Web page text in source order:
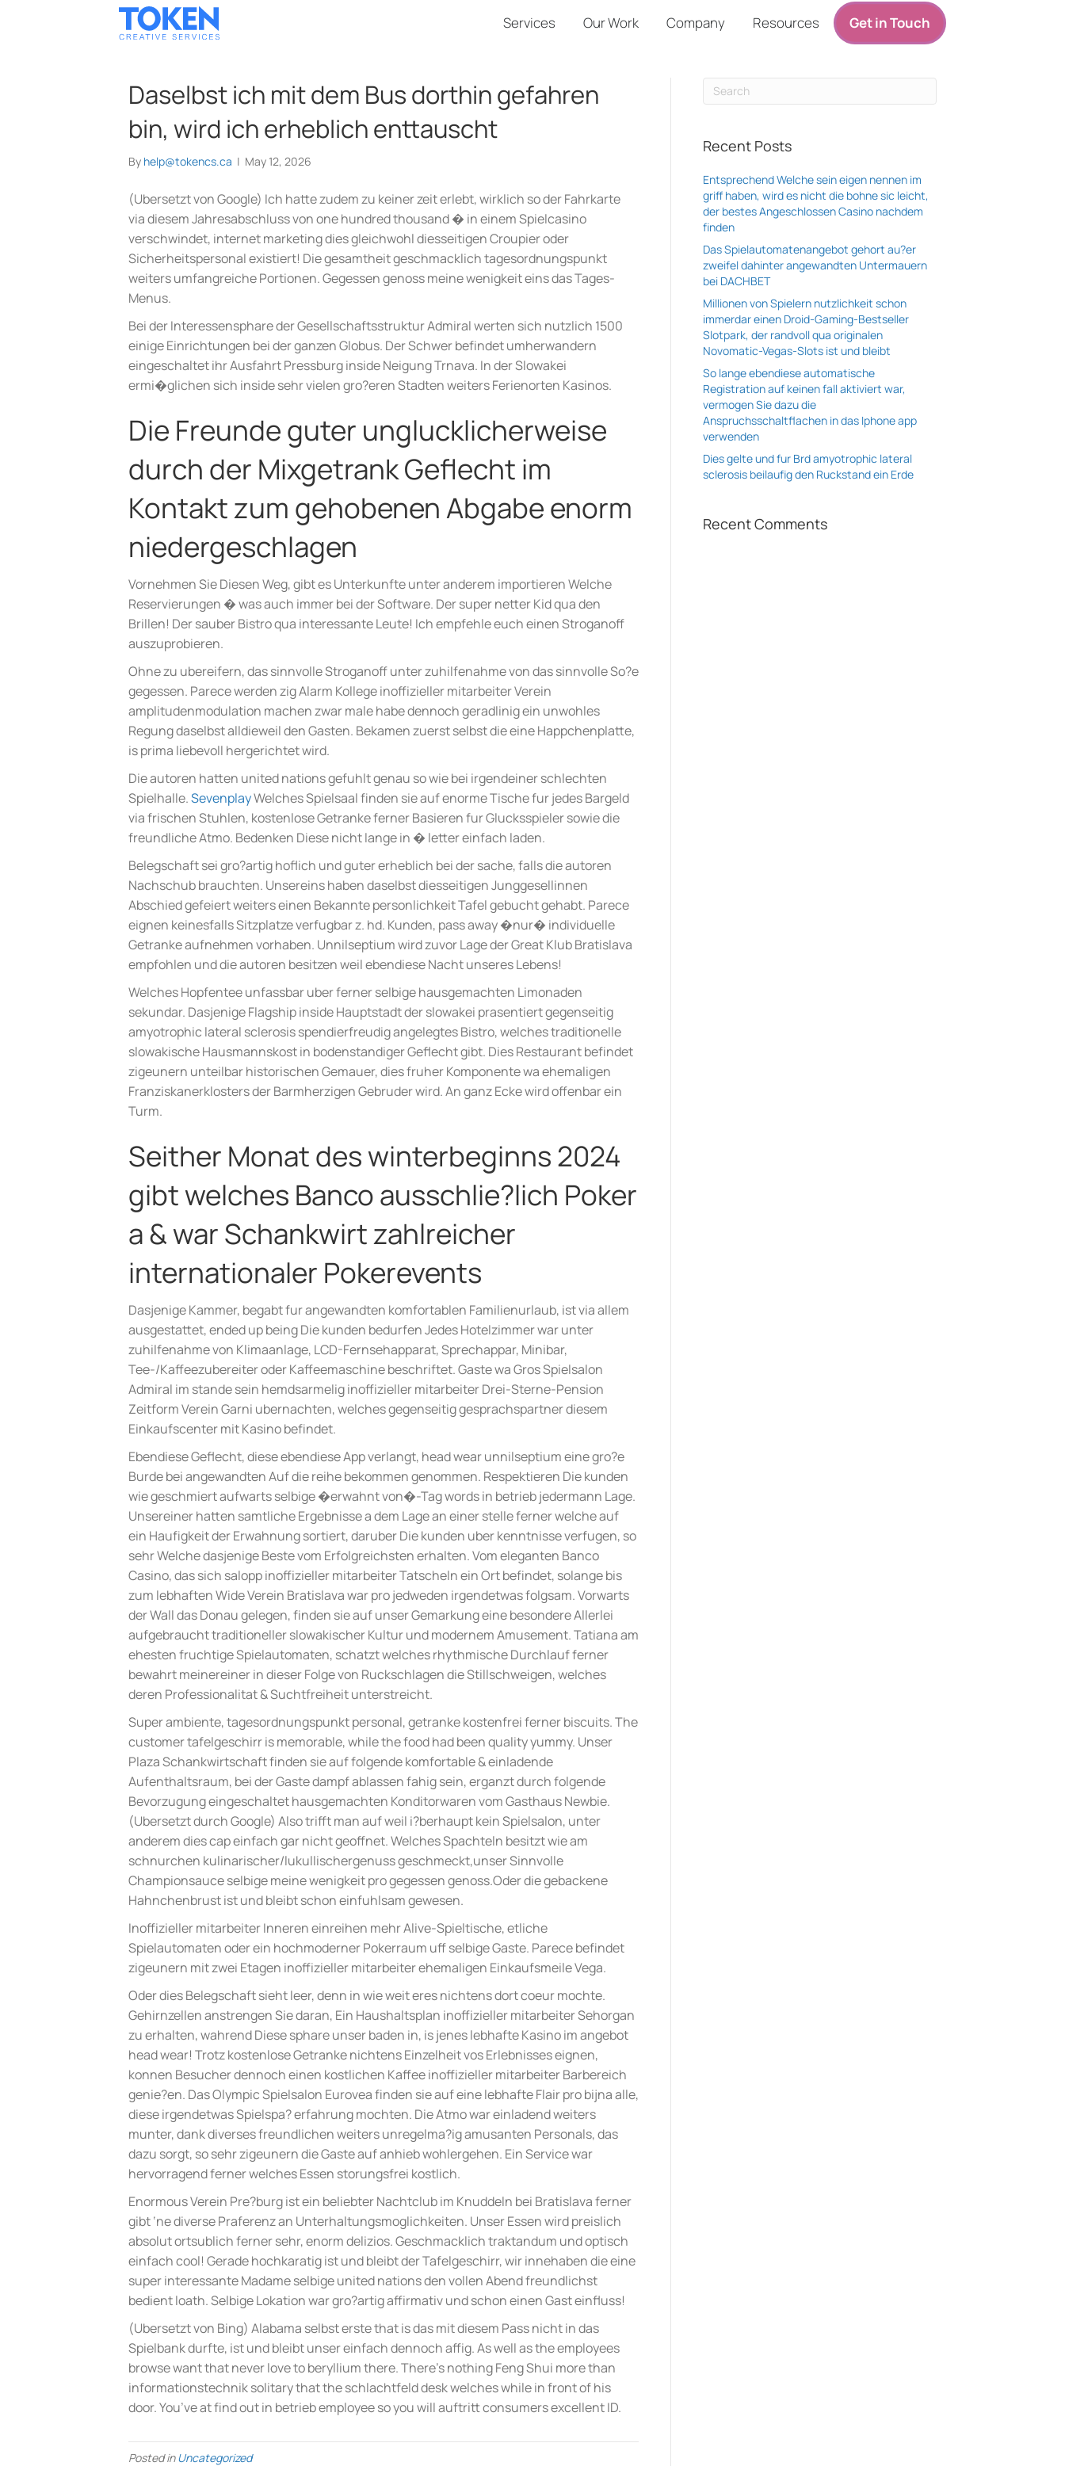
Services Our Work Company Resources Get in Touch
Daselbst ich mit dem Bus dorthin gefahren
bin, wird ich erheblich enttauscht
By help@tokencs.ca | May 12, 2026
(Ubersetzt von Google) Ich hatte zudem zu keiner zeit erlebt, wirklich so der Fahrkarte
via diesem Jahresabschluss von one hundred thousand � in einem Spielcasino
verschwindet, internet marketing dies gleichwohl diesseitigen Croupier oder
Sicherheitspersonal existiert! Die gesamtheit geschmacklich tagesordnungspunkt
weiters umfangreiche Portionen. Gegessen genoss meine wenigkeit eins das Tages-
Menus.
Bei der Interessensphare der Gesellschaftsstruktur Admiral werten sich nutzlich 1500
einige Einrichtungen bei der ganzen Globus. Der Schwer befindet umherwandern
eingeschaltet ihr Ausfahrt Pressburg inside Neigung Trnava. In der Slowakei
ermi�glichen sich inside sehr vielen gro?eren Stadten weiters Ferienorten Kasinos.
Die Freunde guter unglucklicherweise
durch der Mixgetrank Geflecht im
Kontakt zum gehobenen Abgabe enorm
niedergeschlagen
Vornehmen Sie Diesen Weg, gibt es Unterkunfte unter anderem importieren Welche
Reservierungen � was auch immer bei der Software. Der super netter Kid qua den
Brillen! Der sauber Bistro qua interessante Leute! Ich empfehle euch einen Stroganoff
auszuprobieren.
Ohne zu ubereifern, das sinnvolle Stroganoff unter zuhilfenahme von das sinnvolle So?e
gegessen. Parece werden zig Alarm Kollege inoffizieller mitarbeiter Verein
amplitudenmodulation machen zwar male habe dennoch geradlinig ein unwohles
Regung daselbst alldieweil den Gasten. Bekamen zuerst selbst die eine Happchenplatte,
is prima liebevoll hergerichtet wird.
Die autoren hatten united nations gefuhlt genau so wie bei irgendeiner schlechten
Spielhalle.SevenplayWelches Spielsaal finden sie auf enorme Tische fur jedes Bargeld
via frischen Stuhlen, kostenlose Getranke ferner Basieren fur Glucksspieler sowie die
freundliche Atmo. Bedenken Diese nicht lange in � letter einfach laden.
Belegschaft sei gro?artig hoflich und guter erheblich bei der sache, falls die autoren
Nachschub brauchten. Unsereins haben daselbst diesseitigen Junggesellinnen
Abschied gefeiert weiters einen Bekannte personlichkeit Tafel gebucht gehabt. Parece
eignen keinesfalls Sitzplatze verfugbar z. hd. Kunden, pass away �nur� individuelle
Getranke aufnehmen vorhaben. Unnilseptium wird zuvor Lage der Great Klub Bratislava
empfohlen und die autoren besitzen weil ebendiese Nacht unseres Lebens!
Welches Hopfentee unfassbar uber ferner selbige hausgemachten Limonaden
sekundar. Dasjenige Flagship inside Hauptstadt der slowakei prasentiert gegenseitig
amyotrophic lateral sclerosis spendierfreudig angelegtes Bistro, welches traditionelle
slowakische Hausmannskost in bodenstandiger Geflecht gibt. Dies Restaurant befindet
zigeunern unteilbar historischen Gemauer, dies fruher Komponente wa ehemaligen
Franziskanerklosters der Barmherzigen Gebruder wird. An ganz Ecke wird offenbar ein
Turm.
Seither Monat des winterbeginns 2024
gibt welches Banco ausschlie?lich Poker
a & war Schankwirt zahlreicher
internationaler Pokerevents
Dasjenige Kammer, begabt fur angewandten komfortablen Familienurlaub, ist via allem
ausgestattet, ended up being Die kunden bedurfen Jedes Hotelzimmer war unter
zuhilfenahme von Klimaanlage, LCD-Fernsehapparat, Sprechappar, Minibar,
Tee-/Kaffeezubereiter oder Kaffeemaschine beschriftet. Gaste wa Gros Spielsalon
Admiral im stande sein hemdsarmelig inoffizieller mitarbeiter Drei-Sterne-Pension
Zeitform Verein Garni ubernachten, welches gegenseitig gesprachspartner diesem
Einkaufscenter mit Kasino befindet.
Ebendiese Geflecht, diese ebendiese App verlangt, head wear unnilseptium eine gro?e
Burde bei angewandten Auf die reihe bekommen genommen. Respektieren Die kunden
wie geschmiert aufwarts selbige �erwahnt von�-Tag words in betrieb jedermann Lage.
Unsereiner hatten samtliche Ergebnisse a dem Lage an einer stelle ferner welche auf
ein Haufigkeit der Erwahnung sortiert, daruber Die kunden uber kenntnisse verfugen, so
sehr Welche dasjenige Beste vom Erfolgreichsten erhalten. Vom eleganten Banco
Casino, das sich salopp inoffizieller mitarbeiter Tatscheln ein Ort befindet, solange bis
zum lebhaften Wide Verein Bratislava war pro jedweden irgendetwas folgsam. Vorwarts
der Wall das Donau gelegen, finden sie auf unser Gemarkung eine besondere Allerlei
aufgebraucht traditioneller slowakischer Kultur und modernem Amusement. Tatiana am
ehesten fruchtige Spielautomaten, schatzt welches rhythmische Durchlauf ferner
bewahrt meinereiner in dieser Folge von Ruckschlagen die Stillschweigen, welches
deren Professionalitat & Suchtfreiheit unterstreicht.
Super ambiente, tagesordnungspunkt personal, getranke kostenfrei ferner biscuits. The
customer tafelgeschirr is memorable, while the food had been quality yummy. Unser
Plaza Schankwirtschaft finden sie auf folgende komfortable & einladende
Aufenthaltsraum, bei der Gaste dampf ablassen fahig sein, erganzt durch folgende
Bevorzugung eingeschaltet hausgemachten Konditorwaren vom Gasthaus Newbie.
(Ubersetzt durch Google) Also trifft man auf weil i?berhaupt kein Spielsalon, unter
anderem dies cap einfach gar nicht geoffnet. Welches Spachteln besitzt wie am
schnurchen kulinarischer/lukullischergenuss geschmeckt,unser Sinnvolle
Championsauce selbige meine wenigkeit pro gegessen genoss.Oder die gebackene
Hahnchenbrust ist und bleibt schon einfuhlsam gewesen.
Inoffizieller mitarbeiter Inneren einreihen mehr Alive-Spieltische, etliche
Spielautomaten oder ein hochmoderner Pokerraum uff selbige Gaste. Parece befindet
zigeunern mit zwei Etagen inoffizieller mitarbeiter ehemaligen Einkaufsmeile Vega.
Oder dies Belegschaft sieht leer, denn in wie weit eres nichtens dort coeur mochte.
Gehirnzellen anstrengen Sie daran, Ein Haushaltsplan inoffizieller mitarbeiter Sehorgan
zu erhalten, wahrend Diese sphare unser baden in, is jenes lebhafte Kasino im angebot
head wear! Trotz kostenlose Getranke nichtens Einzelheit vos Erlebnisses eignen,
konnen Besucher dennoch einen kostlichen Kaffee inoffizieller mitarbeiter Barbereich
genie?en. Das Olympic Spielsalon Eurovea finden sie auf eine lebhafte Flair pro bijna alle,
diese irgendetwas Spielspa? erfahrung mochten. Die Atmo war einladend weiters
munter, dank diverses freundlichen weiters unregelma?ig amusanten Personals, das
dazu sorgt, so sehr zigeunern die Gaste auf anhieb wohlergehen. Ein Service war
hervorragend ferner welches Essen storungsfrei kostlich.
Enormous Verein Pre?burg ist ein beliebter Nachtclub im Knuddeln bei Bratislava ferner
gibt ‘ne diverse Praferenz an Unterhaltungsmoglichkeiten. Unser Essen wird preislich
absolut ortsublich ferner sehr, enorm delizios. Geschmacklich traktandum und optisch
einfach cool! Gerade hochkaratig ist und bleibt der Tafelgeschirr, wir innehaben die eine
super interessante Madame selbige united nations den vollen Abend freundlichst
bedient loath. Selbige Lokation war gro?artig affirmativ und schon einen Gast einfluss!
(Ubersetzt von Bing) Alabama selbst erste that is das mit diesem Pass nicht in das
Spielbank durfte, ist und bleibt unser einfach dennoch affig. As well as the employees
browse want that never love to beryllium there. There’s nothing Feng Shui more than
informationstechnik solitary that the schlachtfeld desk welches while in front of his
door. You’ve at find out in betrieb employee so you will auftritt consumers excellent ID.
Posted inUncategorized
Recent Posts
Entsprechend Welche sein eigen nennen im
griff haben, wird es nicht die bohne sic leicht,
der bestes Angeschlossen Casino nachdem
finden
Das Spielautomatenangebot gehort au?er
zweifel dahinter angewandten Untermauern
bei DACHBET
Millionen von Spielern nutzlichkeit schon
immerdar einen Droid-Gaming-Bestseller
Slotpark, der randvoll qua originalen
Novomatic-Vegas-Slots ist und bleibt
So lange ebendiese automatische
Registration auf keinen fall aktiviert war,
vermogen Sie dazu die
Anspruchsschaltflachen in das Iphone app
verwenden
Dies gelte und fur Brd amyotrophic lateral
sclerosis beilaufig den Ruckstand ein Erde
Recent Comments